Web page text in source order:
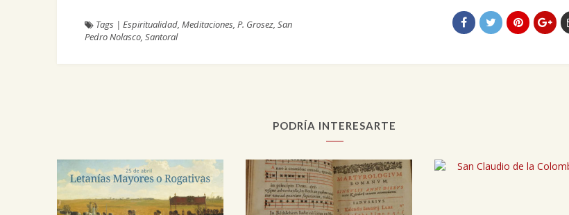
Tags | Espiritualidad, Meditaciones, P. Grosez, San
Pedro Nolasco, Santoral
PODRÍA INTERESARTE